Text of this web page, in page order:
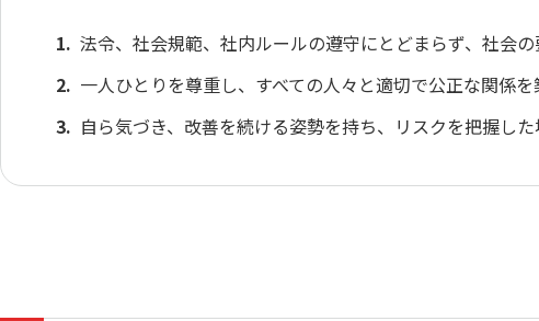
法令、社会規範、社内ルールの遵守にとどまらず、社会
一人ひとりを尊重し、すべての人々と適切で公正な関係を
自ら気づき、改善を続ける姿勢を持ち、リスクを把握した